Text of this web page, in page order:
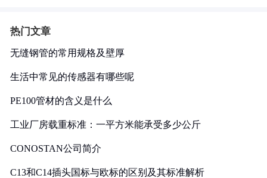
热门文章
无缝钢管的常用规格及壁厚
生活中常见的传感器有哪些呢
PE100管材的含义是什么
工业厂房载重标准：一平方米能承受多少公斤
CONOSTAN公司简介
C13和C14插头国标与欧标的区别及其标准解析